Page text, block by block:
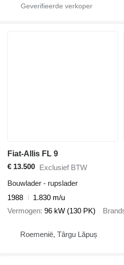
Fiat-Allis FL 9
€ 13.500 Exclusief BTW
Bouwlader - rupslader
1988
1.830 m/u
Vermogen 96 kW (130 PK)
Roemenië, Târgu Lăpuș